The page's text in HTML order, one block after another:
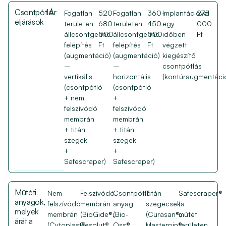
Csontpótló
eljárások
Ár
Fogatlan
területen
állcsontgerinc
felépítés
(augmentáció)
–
vertikális
(csontpótló
+ nem
felszívódó
membrán
+ titán
szegek
+
Safescraper)
520-
680
000
Ft
Fogatlan
területen
állcsontgerinc
felépítés
(augmentáció)
–
horizontális
(csontpótló
+
felszívódó
membrán
+ titán
szegek
+
Safescraper)
360-
450
000
Ft
Implantációval
egy
időben
végzett
kiegészítő
csontpótlás
275
000
Ft
Műtéti
anyagok,
melyek
árát a
Nem
felszívódó
membrán
Felszívódó
membrán
(BioGide®,
Csontpótló
anyag
(Bio-
Titán
szegecsek
(Curasan®,
Safescraper®
(a
műtéti